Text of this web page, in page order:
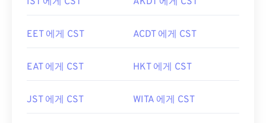
EET 에게 CST ACDT 에게 CST
EAT 에게 CST HKT 에게 CST
JST 에게 CST WITA 에게 CST